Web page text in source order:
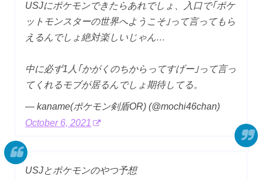
USJにポケモンできたらあれでしょ、入口で｢ポケ
ットモンスターの世界へようこそ｣って言ってもら
えるんでしょ絶対楽しいじゃん…
中に必ず1人｢かがくのちからってすげー｣って言っ
てくれるモブが居るんでしょ期待してる。
— kaname(ポケモン剣盾OR) (@mochi46chan)
October 6, 2021
USJとポケモンのやつ予想